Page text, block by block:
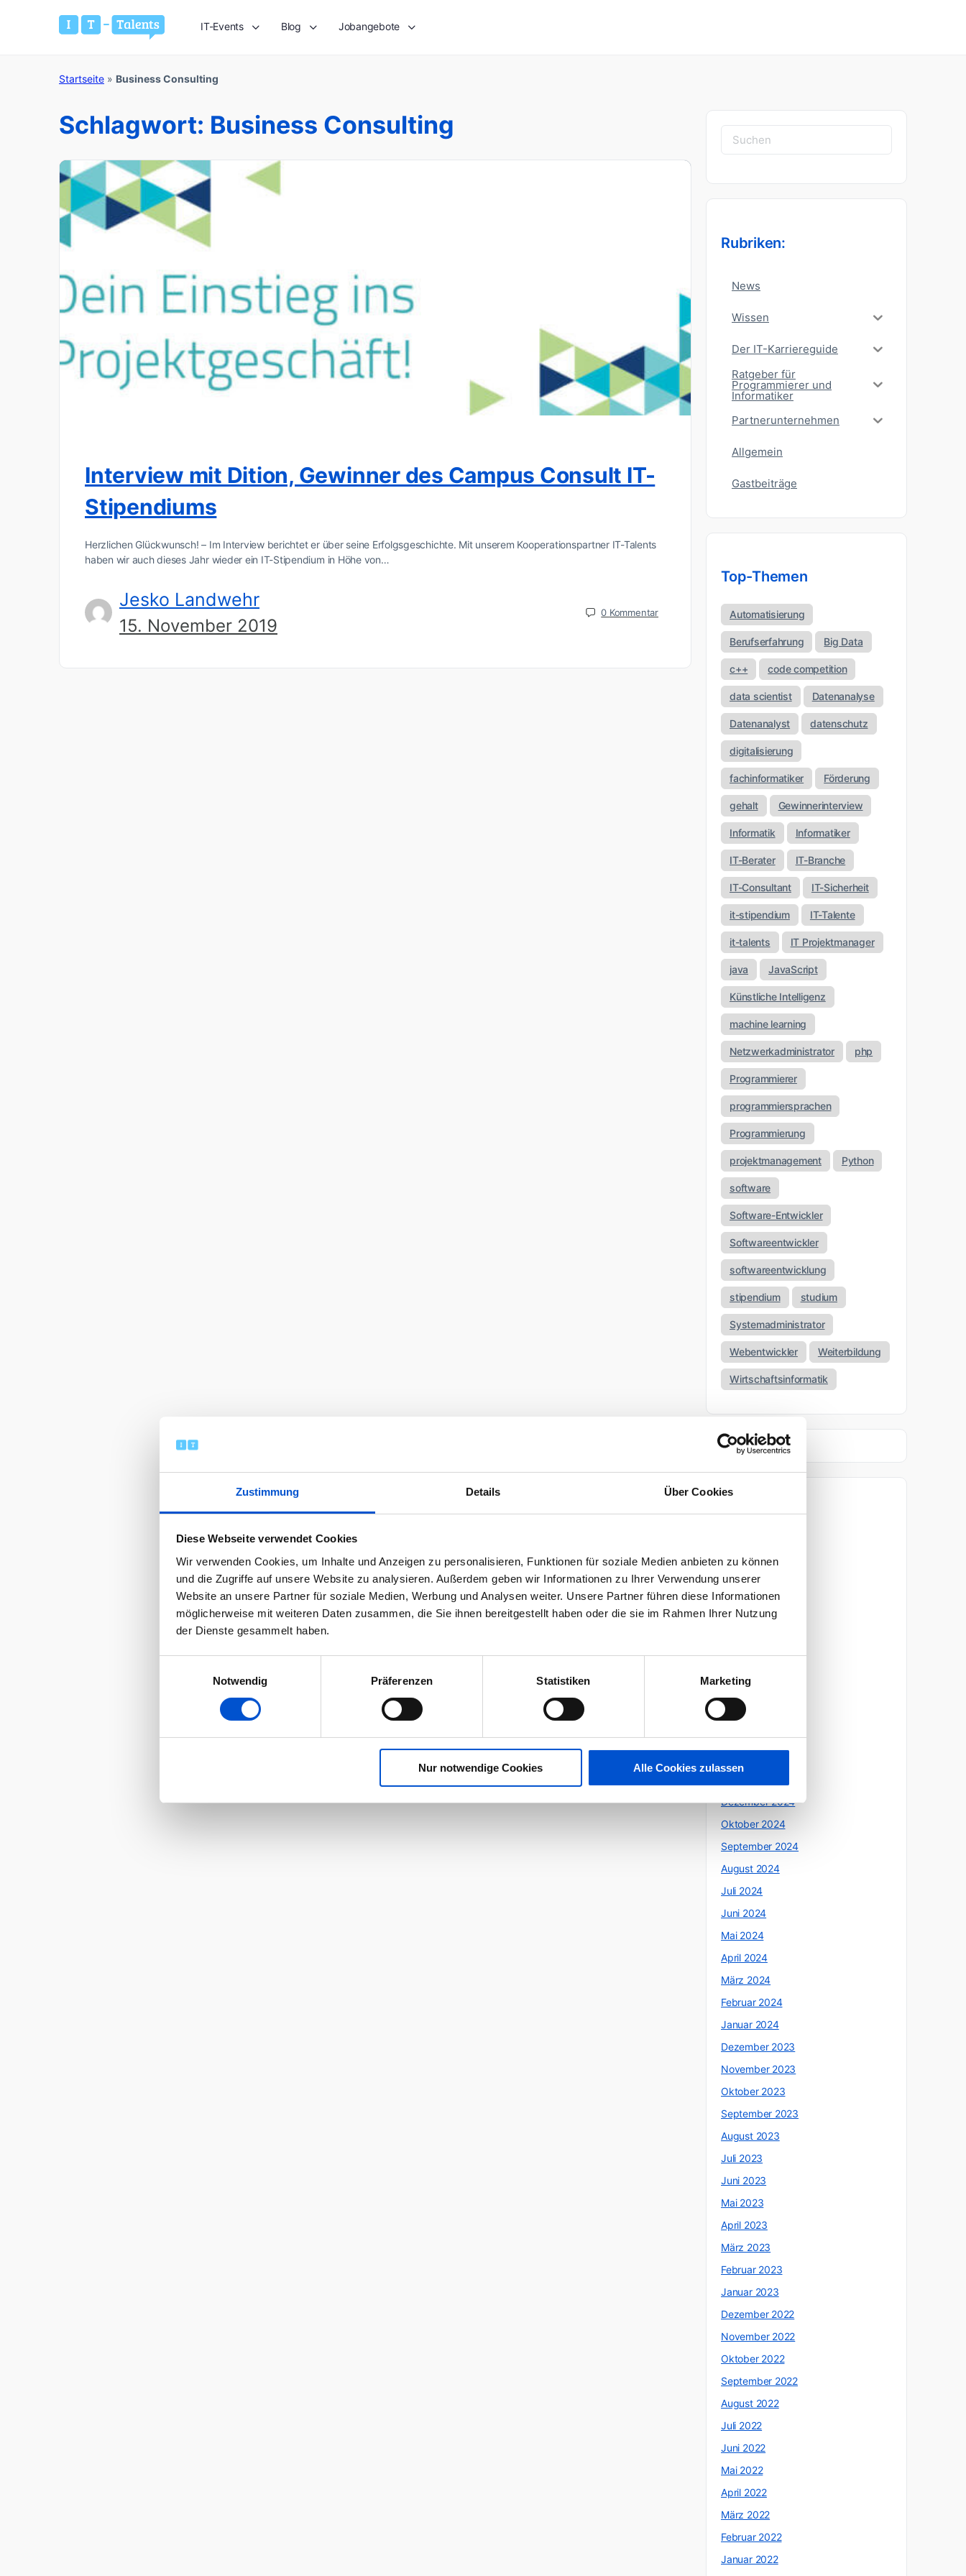
Zustimmung Details Über Cookies
Diese Webseite verwendet Cookies
Wir verwenden Cookies, um Inhalte und Anzeigen zu personalisieren, Funktionen für soziale Medien anbieten zu können
und die Zugriffe auf unsere Website zu analysieren. Außerdem geben wir Informationen zu Ihrer Verwendung unserer
Website an unsere Partner für soziale Medien, Werbung und Analysen weiter. Unsere Partner führen diese Informationen
möglicherweise mit weiteren Daten zusammen, die Sie ihnen bereitgestellt haben oder die sie im Rahmen Ihrer Nutzung
der Dienste gesammelt haben.
Notwendig
Präferenzen Statistiken Marketing
Nur notwendige Cookies Alle Cookies zulassen
IT-Events Blog Jobangebote
Startseite » Business Consulting
Schlagwort: Business Consulting
Interview mit Dition, Gewinner des Campus Consult IT-
Stipendiums
Herzlichen Glückwunsch! – Im Interview berichtet er über seine Erfolgsgeschichte. Mit unserem Kooperationspartner IT-Talents
haben wir auch dieses Jahr wieder ein IT-Stipendium in Höhe von…
Jesko Landwehr
15. November 2019
0 Kommentar
Suchen
nach:
Rubriken:
News
Wissen
Der IT-Karriereguide
Ratgeber für
Programmierer und
Informatiker
Partnerunternehmen
Allgemein
Gastbeiträge
Top-Themen
Automatisierung
Berufserfahrung Big Data
c++ code competition
data scientist Datenanalyse
Datenanalyst datenschutz
digitalisierung
fachinformatiker Förderung
gehalt Gewinnerinterview
Informatik Informatiker
IT-Berater IT-Branche
IT-Consultant IT-Sicherheit
it-stipendium IT-Talente
it-talents IT Projektmanager
java JavaScript
Künstliche Intelligenz
machine learning
Netzwerkadministrator php
Programmierer
programmiersprachen
Programmierung
projektmanagement Python
software
Software-Entwickler
Softwareentwickler
softwareentwicklung
stipendium studium
Systemadministrator
Webentwickler Weiterbildung
Wirtschaftsinformatik
April 2026
März 2026
November 2025
Oktober 2025
Mai 2025
April 2025
März 2025
Dezember 2024
Oktober 2024
September 2024
August 2024
Juli 2024
Juni 2024
Mai 2024
April 2024
März 2024
Februar 2024
Januar 2024
Dezember 2023
November 2023
Oktober 2023
September 2023
August 2023
Juli 2023
Juni 2023
Mai 2023
April 2023
März 2023
Februar 2023
Januar 2023
Dezember 2022
November 2022
Oktober 2022
September 2022
August 2022
Juli 2022
Juni 2022
Mai 2022
April 2022
März 2022
Februar 2022
Januar 2022